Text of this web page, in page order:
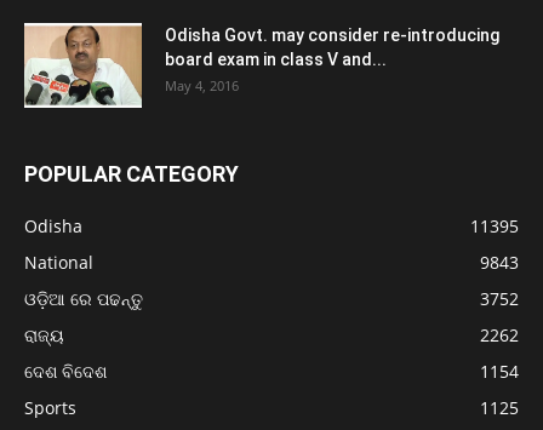
Odisha Govt. may consider re-introducing
board exam in class V and...
May 4, 2016
POPULAR CATEGORY
Odisha
11395
National
9843
ଓଡ଼ିଆ ରେ ପଢନ୍ତୁ
3752
ରାଜ୍ୟ
2262
ଦେଶ ବିଦେଶ
1154
Sports
1125